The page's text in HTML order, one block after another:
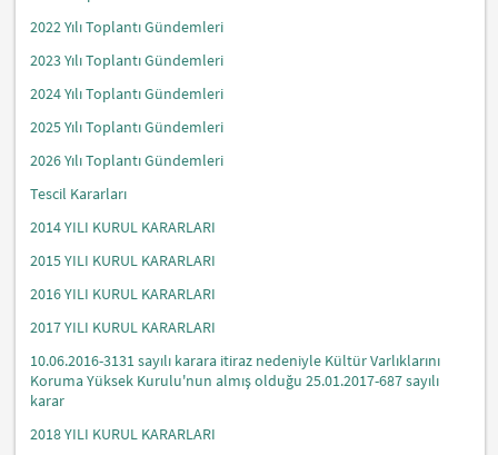
2022 Yılı Toplantı Gündemleri
2023 Yılı Toplantı Gündemleri
2024 Yılı Toplantı Gündemleri
2025 Yılı Toplantı Gündemleri
2026 Yılı Toplantı Gündemleri
Tescil Kararları
2014 YILI KURUL KARARLARI
2015 YILI KURUL KARARLARI
2016 YILI KURUL KARARLARI
2017 YILI KURUL KARARLARI
10.06.2016-3131 sayılı karara itiraz nedeniyle Kültür Varlıklarını
Koruma Yüksek Kurulu'nun almış olduğu 25.01.2017-687 sayılı
karar
2018 YILI KURUL KARARLARI